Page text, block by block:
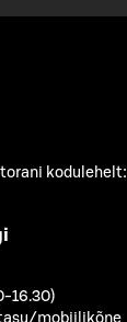
kodulehelt:
16.30)
mobiilikõne